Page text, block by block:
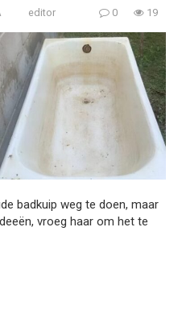
editor 0 19
badkuip weg te doen, maar
vroeg haar om het te